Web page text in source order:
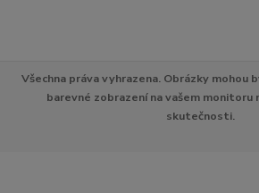
Všechna práva vyhrazena. Obrázky
barevné zobrazení na vašem monitoru
skutečnosti.